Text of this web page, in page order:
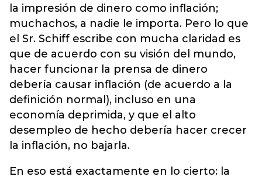
la impresión de dinero como inflación;
muchachos, a nadie le importa. Pero lo que
el Sr. Schiff escribe con mucha claridad es
que de acuerdo con su visión del mundo,
hacer funcionar la prensa de dinero
debería causar inflación (de acuerdo a la
definición normal), incluso en una
economía deprimida, y que el alto
desempleo de hecho debería hacer crecer
la inflación, no bajarla.
En eso está exactamente en lo cierto: la